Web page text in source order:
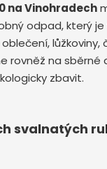
na Vinohradech
odpad, který
lůžkoviny,
rovněž na sběrné
zbavit.
svalnatých